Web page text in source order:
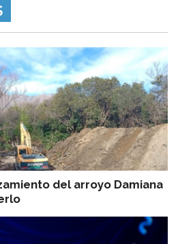
del arroyo Damiana